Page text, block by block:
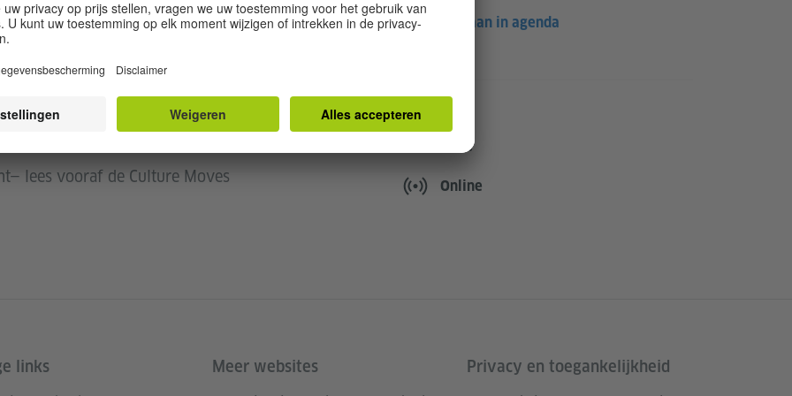
In deze editie krijgen professionals uit de
en mogelijke samenwerkingen te ontdekken.
opent een week vooraf; plaatsen zijn
lees vooraf de Culture Moves
Opslaan in agenda
Locatie
Online
links
Meer websites
Privacy en toegankelijkheid